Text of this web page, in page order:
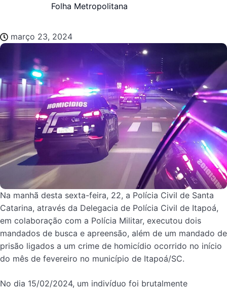
Folha Metropolitana
março 23, 2024
Na manhã desta sexta-feira, 22, a Polícia Civil de Santa
Catarina, através da Delegacia de Polícia Civil de Itapoá,
em colaboração com a Polícia Militar, executou dois
mandados de busca e apreensão, além de um mandado de
prisão ligados a um crime de homicídio ocorrido no início
do mês de fevereiro no município de Itapoá/SC.
No dia 15/02/2024, um indivíduo foi brutalmente